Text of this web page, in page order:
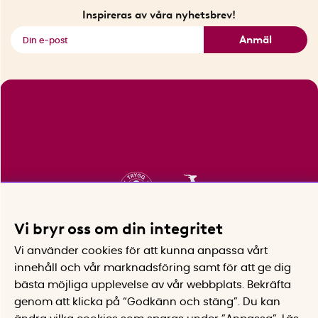
Inspireras av våra nyhetsbrev!
Anmäl
Vi bryr oss om din integritet
Vi använder cookies för att kunna anpassa vårt
innehåll och vår marknadsföring samt för att ge dig
bästa möjliga upplevelse av vår webbplats.
Bekräfta
genom att klicka på “Godkänn och stäng”. Du kan